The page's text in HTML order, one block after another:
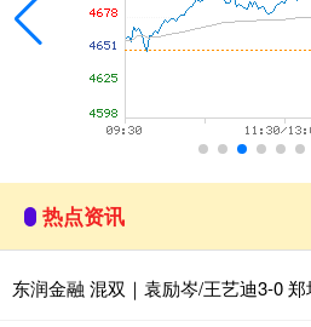
热点资讯
东润金融 混双｜袁励岑/王艺迪3-0